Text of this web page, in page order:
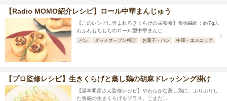
【Radio MOMO紹介レシピ】ロール中華まんじゅう
【このレシピに含まれるきくらげの栄養素】食物繊維：約7gふ
わふわもちもちのロール型中華まんじ...
パン ダッチオーブン料理 お菓子・パン 中華・エスニック
【プロ監修レシピ】生きくらげと蒸し鶏の胡麻ドレッシング掛け
【湯本明彦さん監修レシピ】やわらかな蒸し鶏に、ぷりぷりし
た食感の生きくらげをプラス。ごまだ...